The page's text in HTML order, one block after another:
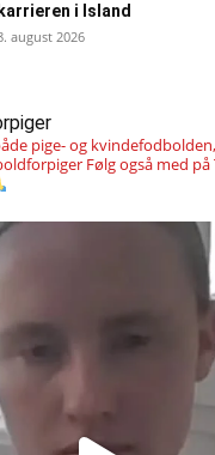
karrieren i Island
august 2026
pige- og
Følg også med